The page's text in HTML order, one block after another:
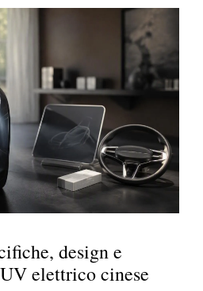
design e
elettrico cinese